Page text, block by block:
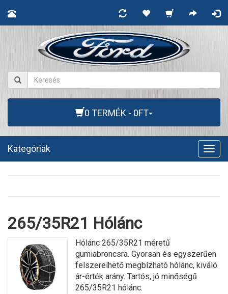
0 TERMÉK - 0FT
Kategóriák
265/35R21 Hólánc
Hólánc 265/35R21 méretű
gumiabroncsra. Gyorsan és egyszerűen
felszerelhető megbízható hólánc, kiváló
ár-érték arány. Tartós, jó minőségű
265/35R21 hólánc.